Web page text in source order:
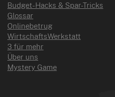
Budget-Hacks & Spar-Tricks
Glossar
Onlinebetrug
WirtschaftsWerkstatt
3 für mehr
Über uns
Mystery Game